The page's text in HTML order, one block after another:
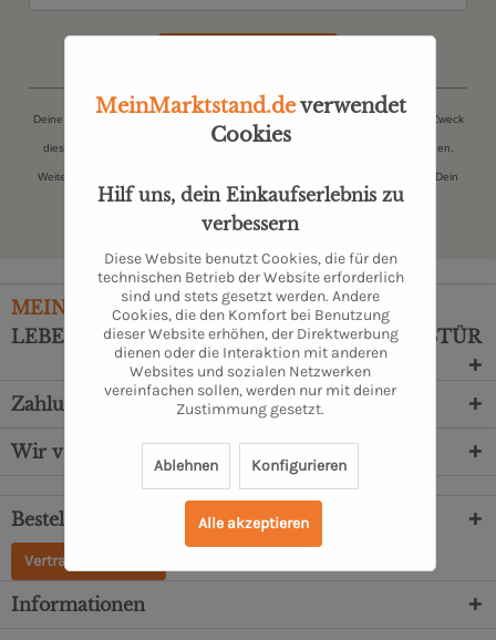
Deine persönlichen Daten (Name, E-Mail-Adresse) werden ausschließlich zum Zweck
dieser Zusendungen gespeichert. Du kannst Dich jederzeit kostenfrei abmelden.
Weitere Informationen findest Du in unserer . Danke für Dein
Vertrauen.
MEIN MARKTSTAND– TÄGLICHE FRISCHE
LEBENSMITTEL DIREKT VOR DEINE HAUSTÜR
Zahlungsarten
Wir versenden mit
Bestellung, Service & Beratung
Vertrag widerrufen
Informationen
MeinMarktstand.deverwendet
Cookies
Hilf uns, dein Einkaufserlebnis zu
verbessern
Diese Website benutzt Cookies, die für den
technischen Betrieb der Website erforderlich
sind und stets gesetzt werden. Andere
Cookies, die den Komfort bei Benutzung
dieser Website erhöhen, der Direktwerbung
dienen oder die Interaktion mit anderen
Websites und sozialen Netzwerken
vereinfachen sollen, werden nur mit deiner
Zustimmung gesetzt.
Ablehnen Konfigurieren
Alle akzeptieren